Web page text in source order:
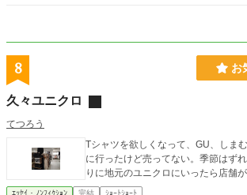
8 お
久々ユニクロ
てつろう
Tシャツを欲しくなって、GU、しま
に行ったけど売ってない。季節はず
りに地元のユニクロにいったら店舗が
ｴｯｾｲ・ﾉﾝﾌｨｸｼｮﾝ 完結 ｼｮｰﾄｼｮｰﾄ